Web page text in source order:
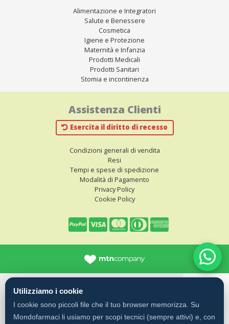
Alimentazione e Integratori
Salute e Benessere
Cosmetica
Igiene e Protezione
Maternità e Infanzia
Prodotti Medicali
Prodotti Sanitari
Stomia e incontinenza
Assistenza Clienti
Esercita il diritto di recesso
Condizioni generali di vendita
Resi
Tempi e spese di spedizione
Modalità di Pagamento
Privacy Policy
Cookie Policy
Utilizziamo i cookie
I cookie sono piccoli file che il tuo browser memorizza. Su
Mondofarmaci li usiamo per scopi tecnici (sempre attivi) e, con